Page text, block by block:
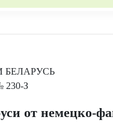
БЕЛАРУСЬ
230-З
от немецко-